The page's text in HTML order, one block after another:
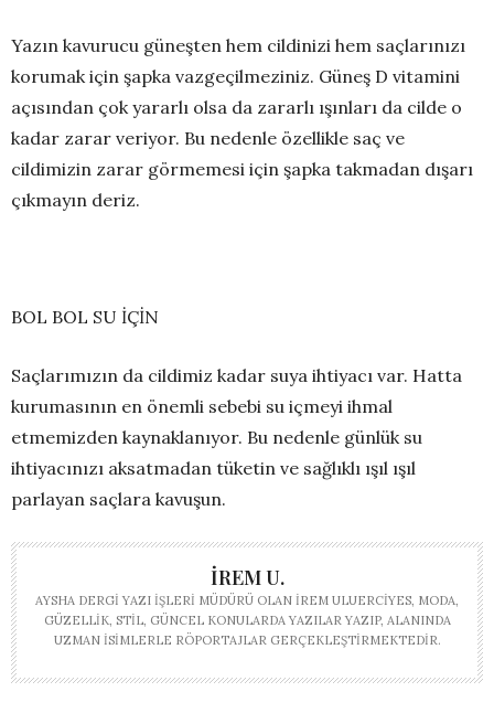
Yazın kavurucu güneşten hem cildinizi hem saçlarınızı
korumak için şapka vazgeçilmeziniz. Güneş D vitamini
açısından çok yararlı olsa da zararlı ışınları da cilde o
kadar zarar veriyor. Bu nedenle özellikle saç ve
cildimizin zarar görmemesi için şapka takmadan dışarı
çıkmayın deriz.
BOL BOL SU İÇİN
Saçlarımızın da cildimiz kadar suya ihtiyacı var. Hatta
kurumasının en önemli sebebi su içmeyi ihmal
etmemizden kaynaklanıyor. Bu nedenle günlük su
ihtiyacınızı aksatmadan tüketin ve sağlıklı ışıl ışıl
parlayan saçlara kavuşun.
İREM U.
AYSHA DERGI YAZI İŞLERI MÜDÜRÜ OLAN İREM ULUERCIYES, MODA,
GÜZELLIK, STIL, GÜNCEL KONULARDA YAZILAR YAZIP, ALANINDA
UZMAN ISIMLERLE RÖPORTAJLAR GERÇEKLEŞTIRMEKTEDIR.